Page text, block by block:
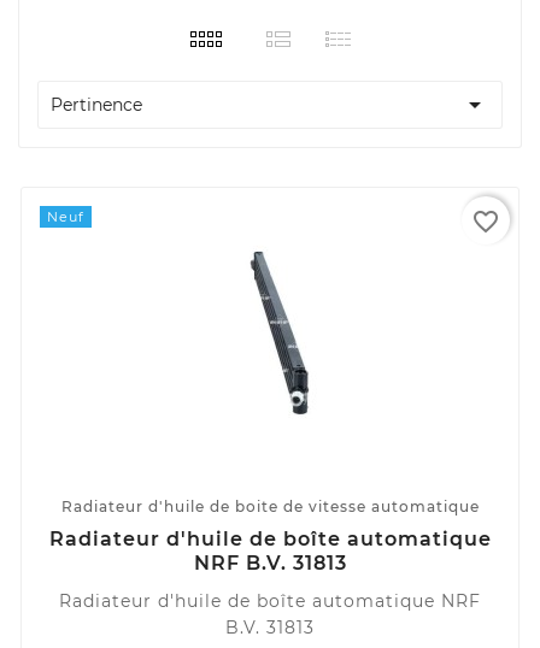
Pertinence 
Neuf
Radiateur d'huile de boite de vitesse automatique
Radiateur d'huile de boîte automatique
NRF B.V. 31813
Radiateur d'huile de boîte automatique NRF
B.V. 31813
favorite_border